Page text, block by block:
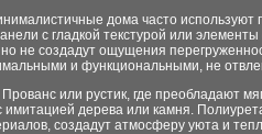
дома часто используют
с гладкой текстурой или
но не создадут ощущения
и функциональными, не
или рустик, где преобладают
имитацией дерева или камня.
создадут атмосферу уюта и